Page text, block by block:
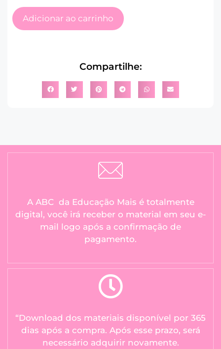
Adicionar ao carrinho
Compartilhe:
A ABC da Educação Mais é totalmente
digital, você irá receber o material em seu e-
mail logo após a confirmação de
pagamento.
“Download dos materiais disponível por 365
dias após a compra. Após esse prazo, será
necessário adquirir novamente.